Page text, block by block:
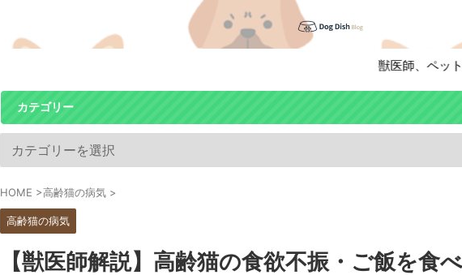
獣医師、ペット栄養管理
カテゴリー
HOME >高齢猫の病気 >
高齢猫の病気
【獣医師解説】高齢猫の食欲不振・ご飯を食